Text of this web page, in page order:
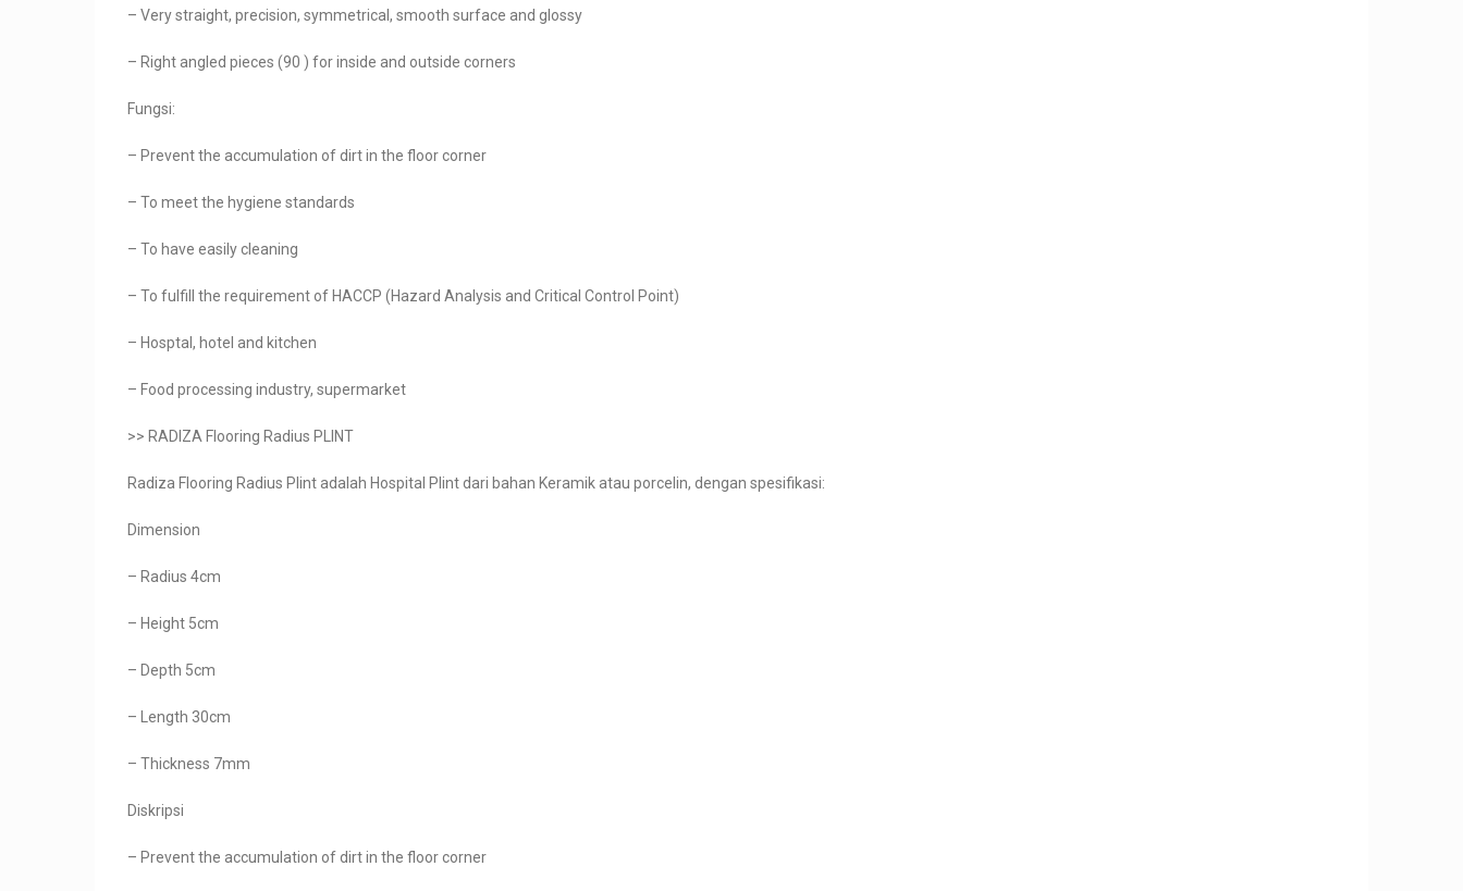
– Very straight, precision, symmetrical, smooth surface and glossy
– Right angled pieces (90 ) for inside and outside corners
Fungsi:
– Prevent the accumulation of dirt in the floor corner
– To meet the hygiene standards
– To have easily cleaning
– To fulfill the requirement of HACCP (Hazard Analysis and Critical Control Point)
– Hosptal, hotel and kitchen
– Food processing industry, supermarket
>> RADIZA Flooring Radius PLINT
Radiza Flooring Radius Plint adalah Hospital Plint dari bahan Keramik atau porcelin, dengan spesifikasi:
Dimension
– Radius 4cm
– Height 5cm
– Depth 5cm
– Length 30cm
– Thickness 7mm
Diskripsi
– Prevent the accumulation of dirt in the floor corner